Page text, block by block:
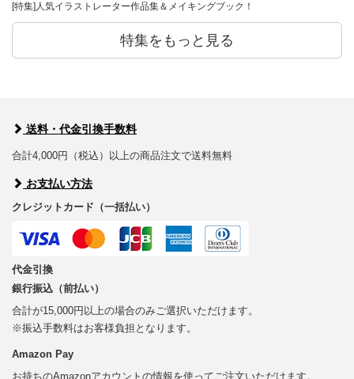
[特集]人気イラストレーター作品集＆メイキングブック！
特集をもっと見る
送料・代金引換手数料
合計4,000円（税込）以上の商品注文で送料無料
お支払い方法
クレジットカード（一括払い）
代金引換
銀行振込（前払い）
合計が15,000円以上の場合のみご選択いただけます。
※振込手数料はお客様負担となります。
Amazon Pay
お持ちのAmazonアカウントの情報を使ってご注文いただけます。